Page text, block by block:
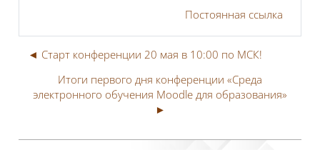
Постоянная ссылка
◄ Старт конференции 20 мая в 10:00 по МСК!
Итоги первого дня конференции «Среда
электронного обучения Moodle для образования»
►